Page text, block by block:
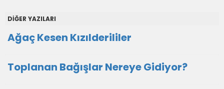
DİĞER YAZILARI
Ağaç Kesen Kızılderililer
Toplanan Bağışlar Nereye Gidiyor?